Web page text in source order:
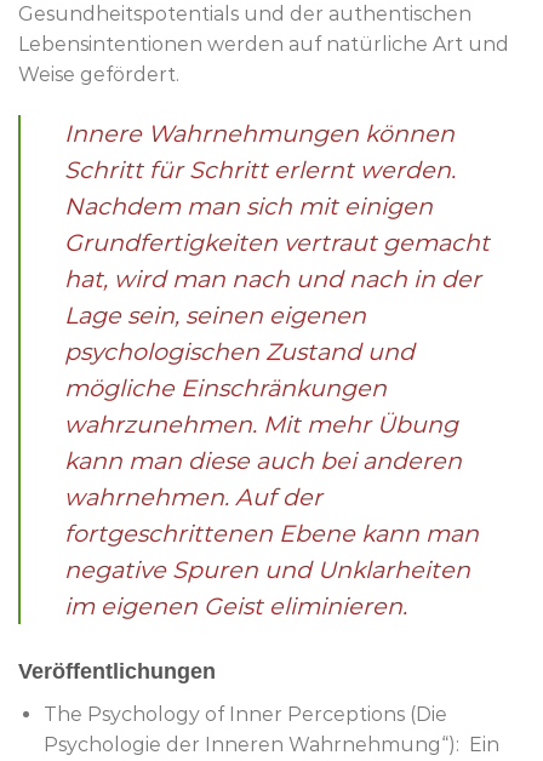
Gesundheitspotentials und der authentischen
Lebensintentionen werden auf natürliche Art und
Weise gefördert.
Innere Wahrnehmungen können
Schritt für Schritt erlernt werden.
Nachdem man sich mit einigen
Grundfertigkeiten vertraut gemacht
hat, wird man nach und nach in der
Lage sein, seinen eigenen
psychologischen Zustand und
mögliche Einschränkungen
wahrzunehmen. Mit mehr Übung
kann man diese auch bei anderen
wahrnehmen. Auf der
fortgeschrittenen Ebene kann man
negative Spuren und Unklarheiten
im eigenen Geist eliminieren.
Veröffentlichungen
The Psychology of Inner Perceptions (Die
Psychologie der Inneren Wahrnehmung“): Ein